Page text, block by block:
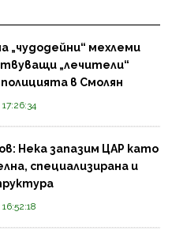
„чудодейни“ мехлеми
„лечители“
в Смолян
Нека запазим ЦАР като
специализирана и